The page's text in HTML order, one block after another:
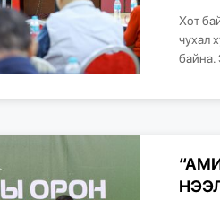
Хот
чухал
байна.